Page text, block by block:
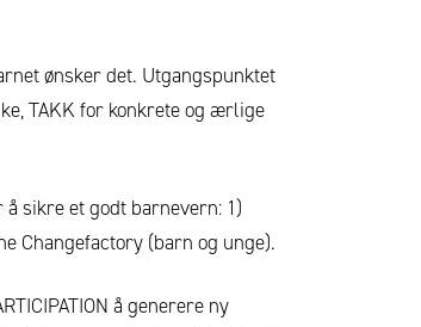
ønsker det. Utgangspunktet
TAKK for konkrete og ærlige
sikre et godt barnevern: 1)
Changefactory (barn og unge).
å generere ny